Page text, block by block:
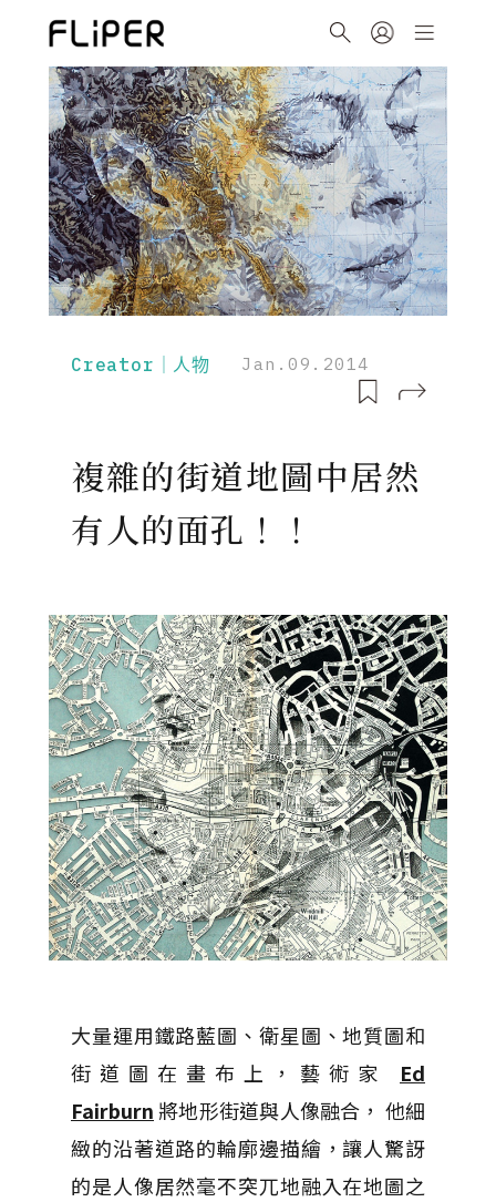
Creator｜人物 Jan.09.2014
複雜的街道地圖中居然
有人的面孔！！
大量運用鐵路藍圖、衛星圖、地質圖和
街道圖在畫布上，藝術家 Ed
Fairburn將地形街道與人像融合， 他細
緻的沿著道路的輪廓邊描繪，讓人驚訝
的是人像居然毫不突兀地融入在地圖之